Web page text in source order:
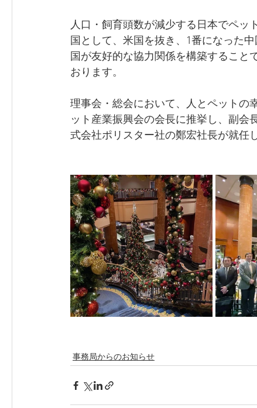
人口・飼育頭数が減少する日本でペッ
国として、米国を抜き、1番になった
国が友好的な協力関係を構築すること
おります。
理事会・総会において、人とペットの
ット産業振興会の会長に推挙し、副会
式会社ポリスター社の鄭宏社長が就任
事務局からのお知らせ